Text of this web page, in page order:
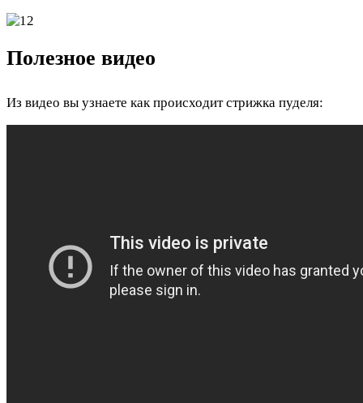
Полезное видео
Из видео вы узнаете как происходит стрижка пуделя: